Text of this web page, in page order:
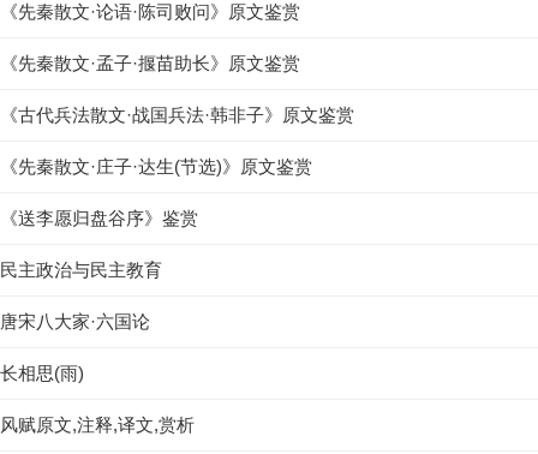
《先秦散文·论语·陈司败问》原文鉴赏
《先秦散文·孟子·揠苗助长》原文鉴赏
《古代兵法散文·战国兵法·韩非子》原文鉴赏
《先秦散文·庄子·达生(节选)》原文鉴赏
《送李愿归盘谷序》鉴赏
民主政治与民主教育
唐宋八大家·六国论
长相思(雨)
风赋原文,注释,译文,赏析